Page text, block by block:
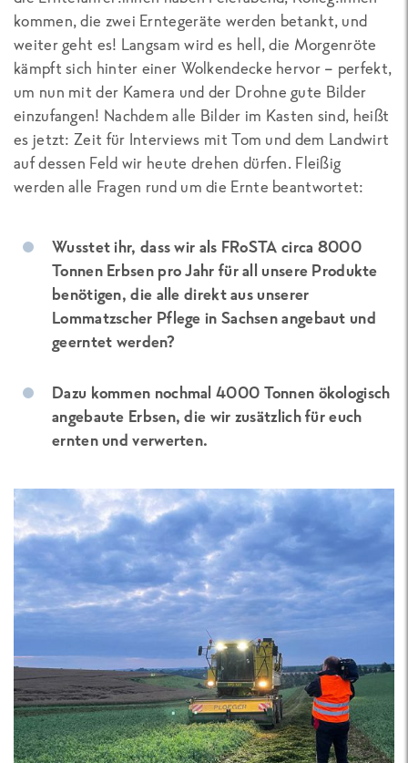
kommen, die zwei Erntegeräte werden betankt, und
weiter geht es! Langsam wird es hell, die Morgenröte
kämpft sich hinter einer Wolkendecke hervor – perfekt,
um nun mit der Kamera und der Drohne gute Bilder
einzufangen! Nachdem alle Bilder im Kasten sind, heißt
es jetzt: Zeit für Interviews mit Tom und dem Landwirt
auf dessen Feld wir heute drehen dürfen. Fleißig
werden alle Fragen rund um die Ernte beantwortet:
Wusstet ihr, dass wir als FRoSTA circa 8000
Tonnen Erbsen pro Jahr für all unsere Produkte
benötigen, die alle direkt aus unserer
Lommatzscher Pflege in Sachsen angebaut und
geerntet werden?
Dazu kommen nochmal 4000 Tonnen ökologisch
angebaute Erbsen, die wir zusätzlich für euch
ernten und verwerten.